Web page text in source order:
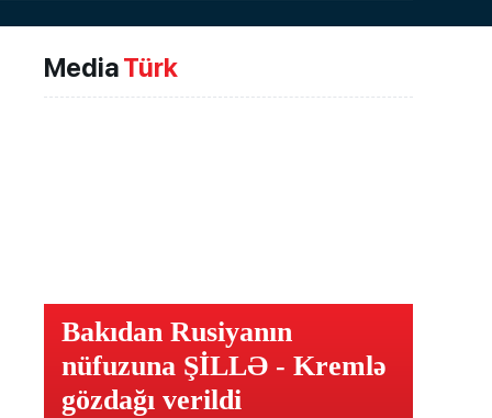
MediaTürk
Bakıdan Rusiyanın
nüfuzuna ŞİLLƏ - Kremlə
gözdağı verildi